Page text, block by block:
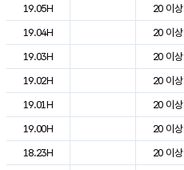
19.05H
20 이상
19.04H
20 이상
19.03H
20 이상
19.02H
20 이상
19.01H
20 이상
19.00H
20 이상
18.23H
20 이상